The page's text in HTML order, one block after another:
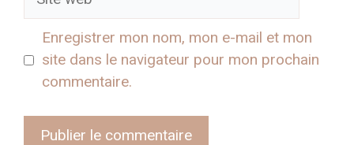
Enregistrer mon nom, mon e-mail et mon
site dans le navigateur pour mon prochain
commentaire.